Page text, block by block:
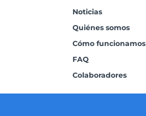
Noticias
Quiénes somos
Cómo funcionamos
FAQ
Colaboradores